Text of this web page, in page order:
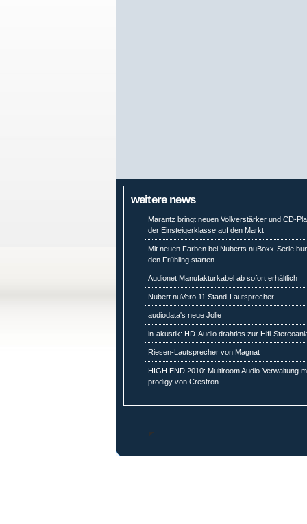
weitere news
Marantz bringt neuen Vollverstärker und CD-
der Einsteigerklasse auf den Markt
Mit neuen Farben bei Nuberts nuBoxx-Serie
den Frühling starten
Audionet Manufakturkabel ab sofort erhältlich
Nubert nuVero 11 Stand-Lautsprecher
audiodata's neue Jolie
in-akustik: HD-Audio drahtlos zur Hifi-
Riesen-Lautsprecher von Magnat
HIGH END 2010: Multiroom Audio-Verwaltung
prodigy von Crestron